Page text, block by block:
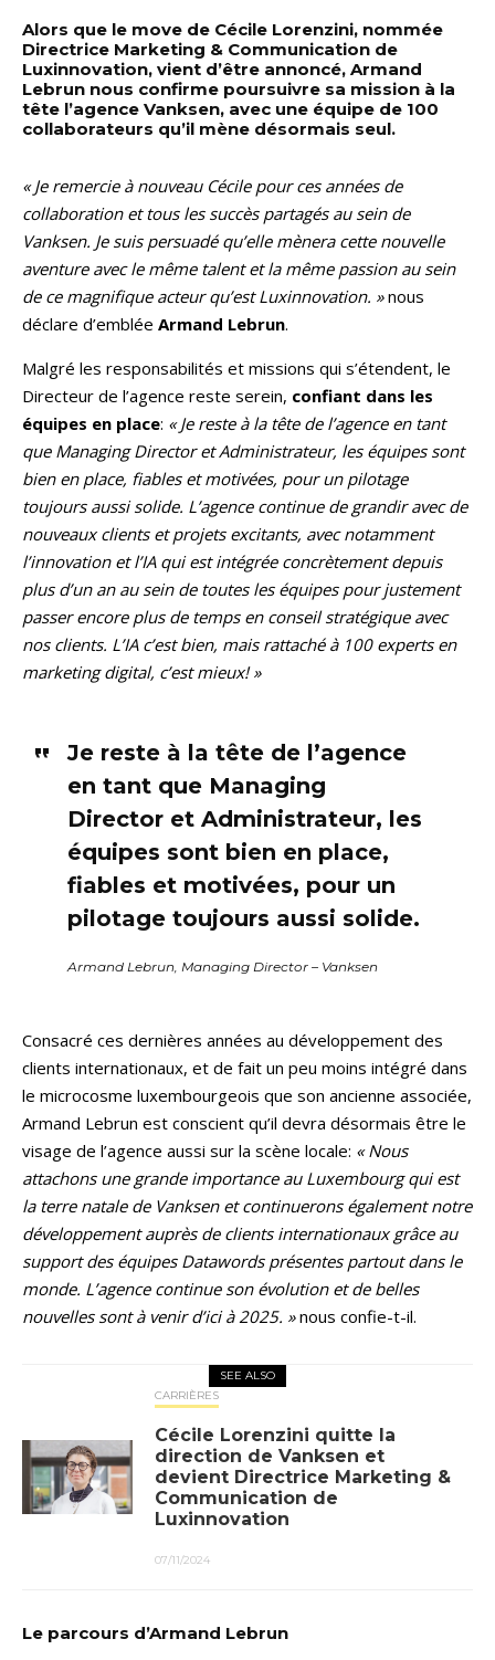
Alors que le move de Cécile Lorenzini, nommée
Directrice Marketing & Communication de
Luxinnovation, vient d’être annoncé, Armand
Lebrun nous confirme poursuivre sa mission à la
tête l’agence Vanksen, avec une équipe de 100
collaborateurs qu’il mène désormais seul.
« Je remercie à nouveau Cécile pour ces années de
collaboration et tous les succès partagés au sein de
Vanksen. Je suis persuadé qu’elle mènera cette nouvelle
aventure avec le même talent et la même passion au sein
de ce magnifique acteur qu’est Luxinnovation. »nous
déclare d’emblée Armand Lebrun.
Malgré les responsabilités et missions qui s’étendent, le
Directeur de l’agence reste serein, confiant dans les
équipes en place: « Je reste à la tête de l’agence en tant
que Managing Director et Administrateur, les équipes sont
bien en place, fiables et motivées, pour un pilotage
toujours aussi solide. L’agence continue de grandir avec de
nouveaux clients et projets excitants, avec notamment
l’innovation et l’IA qui est intégrée concrètement depuis
plus d’un an au sein de toutes les équipes pour justement
passer encore plus de temps en conseil stratégique avec
nos clients. L’IA c’est bien, mais rattaché à 100 experts en
marketing digital, c’est mieux! »
Je reste à la tête de l’agence
en tant que Managing
Director et Administrateur, les
équipes sont bien en place,
fiables et motivées, pour un
pilotage toujours aussi solide.
Armand Lebrun, Managing Director – Vanksen
Consacré ces dernières années au développement des
clients internationaux, et de fait un peu moins intégré dans
le microcosme luxembourgeois que son ancienne associée,
Armand Lebrun est conscient qu’il devra désormais être le
visage de l’agence aussi sur la scène locale: « Nous
attachons une grande importance au Luxembourg qui est
la terre natale de Vanksen et continuerons également notre
développement auprès de clients internationaux grâce au
support des équipes Datawords présentes partout dans le
monde. L’agence continue son évolution et de belles
nouvelles sont à venir d’ici à 2025. »nous confie-t-il.
SEE ALSO
CARRIÈRES
Cécile Lorenzini quitte la
direction de Vanksen et
devient Directrice Marketing &
Communication de
Luxinnovation
07/11/2024
Le parcours d’Armand Lebrun